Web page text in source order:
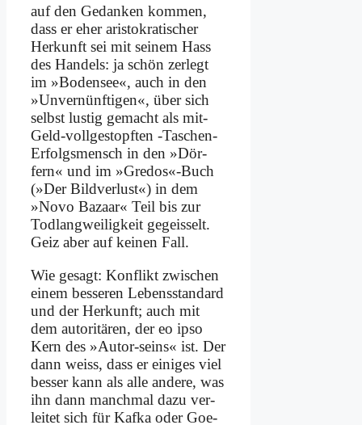
auf den Ge­dan­ken kom­men,
dass er eher ari­sto­kra­ti­scher
Her­kunft sei mit sei­nem Hass
des Han­dels: ja schön zer­legt
im »Bo­den­see«, auch in den
»Un­ver­nünf­ti­gen«, über sich
selbst lu­stig ge­macht als mit-
Geld-voll­ge­stopf­ten ‑Ta­schen-
Er­folgs­mensch in den »Dör­
fern« und im »Gredos«-Buch
(»Der Bild­ver­lust«) in dem
»No­vo Ba­zaar« Teil bis zur
Tod­lang­wei­lig­keit ge­gei­sselt.
Geiz aber auf kei­nen Fall.
Wie ge­sagt: Kon­flikt zwi­schen
ei­nem bes­se­ren Le­bens­stan­dard
und der Her­kunft; auch mit
dem au­to­ri­tä­ren, der eo ip­so
Kern des »Au­tor-seins« ist. Der
dann weiss, dass er ei­ni­ges viel
bes­ser kann als al­le an­de­re, was
ihn dann manch­mal da­zu ver­
lei­tet sich für Kaf­ka oder Goe­